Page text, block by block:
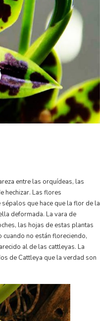
entre las orquídeas, las
hechizar. Las flores
que hace que la flor de la
deformada. La vara de
las hojas de estas plantas
cuando no están floreciendo,
al de las cattleyas. La
de Cattleya que la verdad son